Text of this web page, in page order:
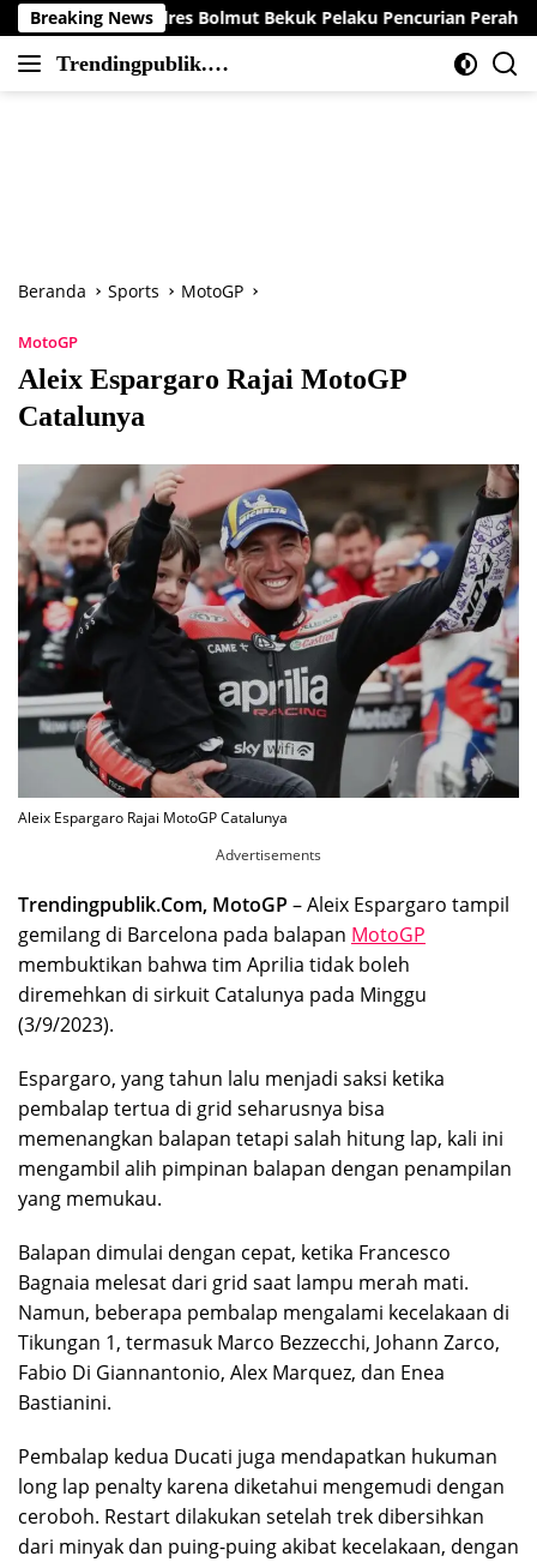
Langsung
ke
konten
Breaking News
Bolmut Bekuk Pelaku Pencurian Perahu di Daerah Buol
Trendingpublik.co
Berita
Beranda Sports MotoGP
MotoGP
Aleix Espargaro Rajai MotoGP
Catalunya
Aleix Espargaro Rajai MotoGP Catalunya
Advertisements
Trendingpublik.Com, MotoGP – Aleix Espargaro tampil
gemilang di Barcelona pada balapan MotoGP
membuktikan bahwa tim Aprilia tidak boleh
diremehkan di sirkuit Catalunya pada Minggu
(3/9/2023).
Espargaro, yang tahun lalu menjadi saksi ketika
pembalap tertua di grid seharusnya bisa
memenangkan balapan tetapi salah hitung lap, kali ini
mengambil alih pimpinan balapan dengan penampilan
yang memukau.
Balapan dimulai dengan cepat, ketika Francesco
Bagnaia melesat dari grid saat lampu merah mati.
Namun, beberapa pembalap mengalami kecelakaan di
Tikungan 1, termasuk Marco Bezzecchi, Johann Zarco,
Fabio Di Giannantonio, Alex Marquez, dan Enea
Bastianini.
Pembalap kedua Ducati juga mendapatkan hukuman
long lap penalty karena diketahui mengemudi dengan
ceroboh. Restart dilakukan setelah trek dibersihkan
dari minyak dan puing-puing akibat kecelakaan, dengan